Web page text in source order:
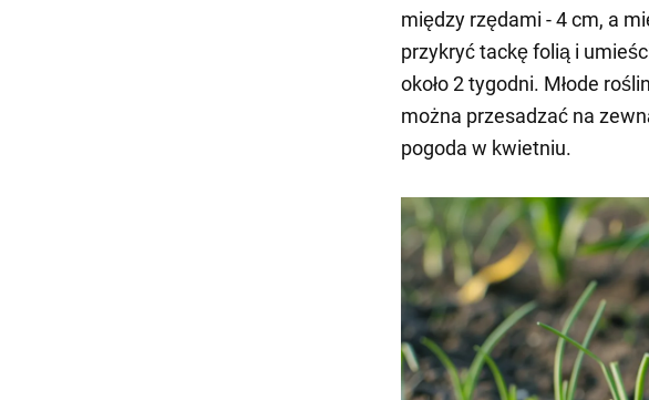
między rzędami - 4 cm, a
przykryć tackę folią i
około 2 tygodni. Młode
można przesadzać na
pogoda w kwietniu.